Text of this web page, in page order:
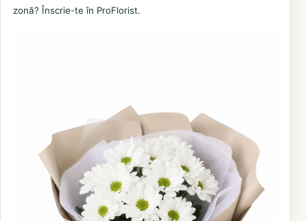
zonă? Înscrie-te în ProFlorist.